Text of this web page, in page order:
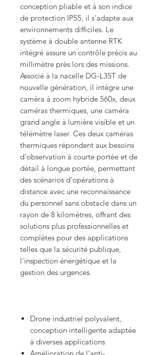
conception pliable et à son indice
de protection IP55, il s'adapte aux
environnements difficiles. Le
système à double antenne RTK
intégré assure un contrôle précis au
millimètre près lors des missions.
Associé à la nacelle DG-L35T de
nouvelle génération, il intègre une
caméra à zoom hybride 560x, deux
caméras thermiques, une caméra
grand angle à lumière visible et un
télémètre laser. Ces deux caméras
thermiques répondent aux besoins
d'observation à courte portée et de
détail à longue portée, permettant
des scénarios d'opérations à
distance avec une reconnaissance
du personnel sans obstacle dans un
rayon de 8 kilomètres, offrant des
solutions plus professionnelles et
complètes pour des applications
telles que la sécurité publique,
l'inspection énergétique et la
gestion des urgences.
Drone industriel polyvalent,
conception intelligente adaptée
à diverses applications